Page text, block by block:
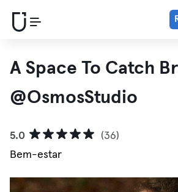
A Space To Catch
@OsmosStudio
5.0
(36)
Bem-estar